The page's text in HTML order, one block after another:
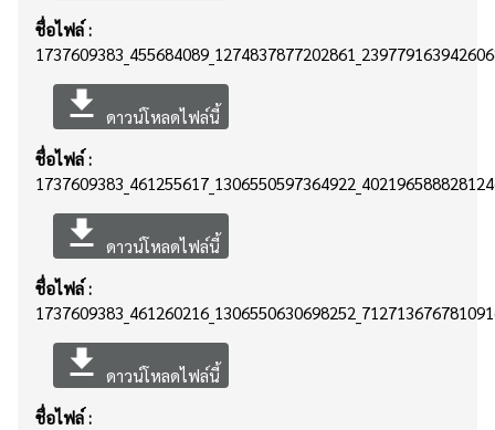
ชื่อไฟล์ :
file_download ดาวน์โหลดไฟล์นี้
ชื่อไฟล์ :
file_download ดาวน์โหลดไฟล์นี้
ชื่อไฟล์ :
file_download ดาวน์โหลดไฟล์นี้
ชื่อไฟล์ :